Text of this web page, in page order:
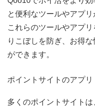
と便利なツールやアプリ
これらのツールやアプ
りこぼしを防ぎ、お得
ができます。
ポイントサイトのアプリ
多くのポイントサイト